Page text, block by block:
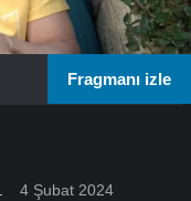
Fragmanı izle
4 Şubat 2024